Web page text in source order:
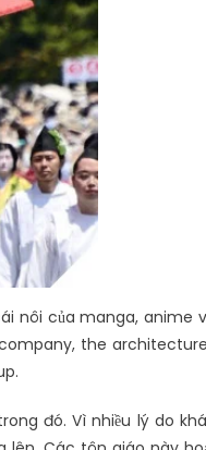
nôi của manga, anime
the
đó. Vì nhiều lý do